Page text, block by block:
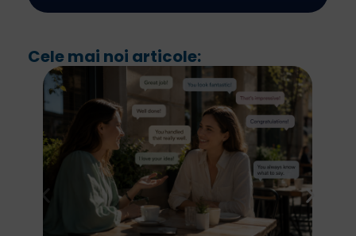
Cele mai noi articole: